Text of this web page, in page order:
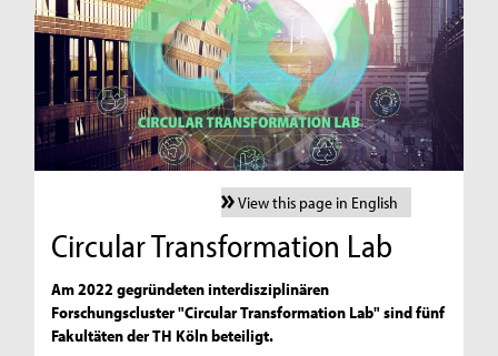
View this page in English
Circular Transformation Lab
Am 2022 gegründeten interdisziplinären
Forschungscluster "Circular Transformation Lab" sind fünf
Fakultäten der TH Köln beteiligt.